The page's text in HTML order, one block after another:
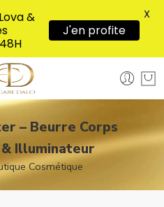
– Beurre Corps
Illuminateur
Cosmétique
&
J'en profite
X